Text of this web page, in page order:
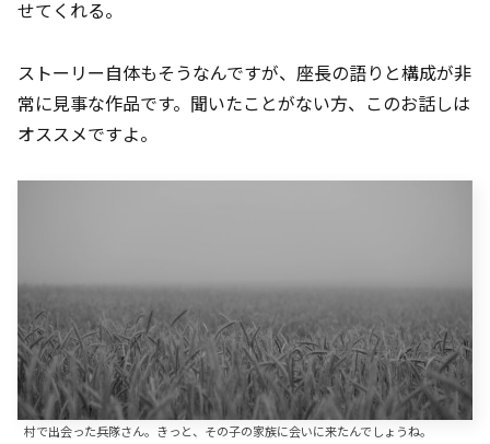
せてくれる。
ストーリー自体もそうなんですが、座長の語りと構成が非
常に見事な作品です。聞いたことがない方、このお話しは
オススメですよ。
村で出会った兵隊さん。きっと、その子の家族に会いに来たんでしょうね。